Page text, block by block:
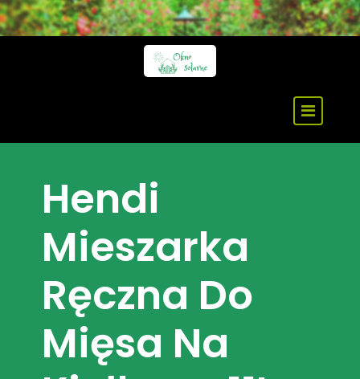
Skip
to
Hendi
Mieszarka
Ręczna Do
Mięsa Na